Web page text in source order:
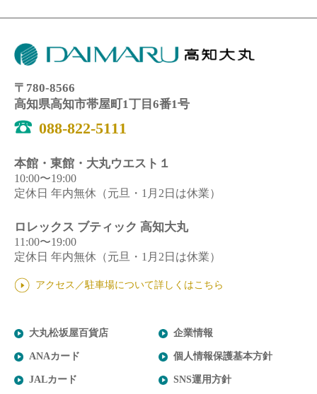
〒780-8566
高知県高知市帯屋町1丁目6番1号
088-822-5111
本館・東館・大丸ウエスト１
10:00〜19:00
定休日 年内無休（元旦・1月2日は休業）
ロレックス ブティック 高知大丸
11:00〜19:00
定休日 年内無休（元旦・1月2日は休業）
アクセス／駐車場について詳しくはこちら
大丸松坂屋百貨店
ANAカード
JALカード
企業情報
個人情報保護基本方針
SNS運用方針